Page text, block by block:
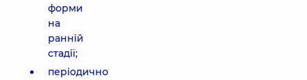
форми
на
ранній
стадії;
періодично